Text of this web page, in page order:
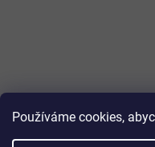
Používáme cookies,